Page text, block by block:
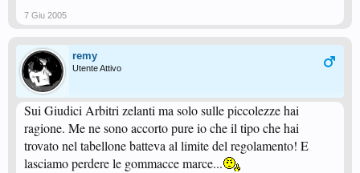
7 Giu 2005
remy
Utente Attivo
Sui Giudici Arbitri zelanti ma solo sulle piccolezze hai
ragione. Me ne sono accorto pure io che il tipo che hai
trovato nel tabellone batteva al limite del regolamento! E
lasciamo perdere le gommacce marce...